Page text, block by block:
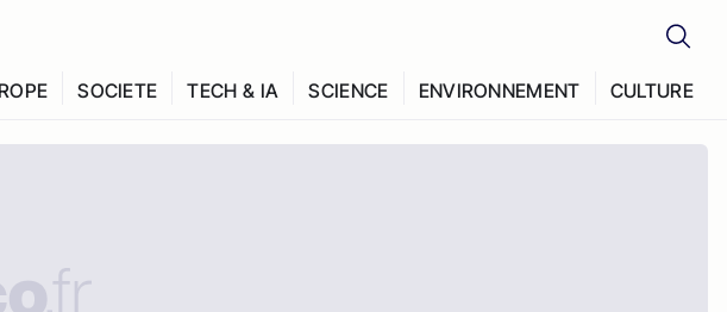
SOCIETE TECH & IA SCIENCE ENVIRONNEMENT CULTURE